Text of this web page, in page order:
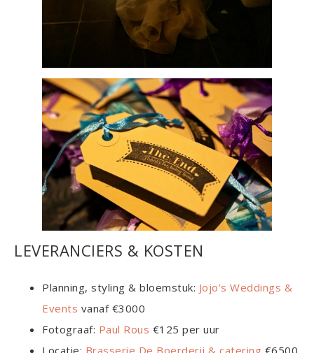
LEVERANCIERS & KOSTEN
Planning, styling & bloemstuk: Jojo’s Weddings &
Events vanaf €3000
Fotograaf: Paul Rous €125 per uur